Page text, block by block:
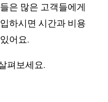
은 많은 고객들에게
하시면 시간과 비용
어요.
펴보세요.